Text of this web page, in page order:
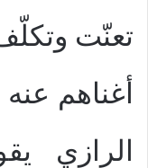
تعنّت
أغناهم
الرازي